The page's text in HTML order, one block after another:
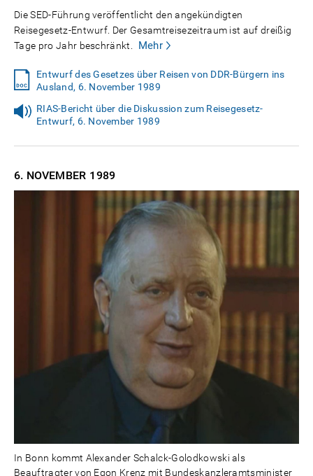
Die SED-Führung veröffentlicht den angekündigten
Reisegesetz-Entwurf. Der Gesamtreisezeitraum ist auf dreißig
Tage pro Jahr beschränkt.
Mehr
Entwurf des Gesetzes über Reisen von DDR-Bürgern ins
Ausland, 6. November 1989
RIAS-Bericht über die Diskussion zum Reisegesetz-
Entwurf, 6. November 1989
6. NOVEMBER 1989
In Bonn kommt Alexander Schalck-Golodkowski als
Beauftragter von Egon Krenz mit Bundeskanzleramtsminister